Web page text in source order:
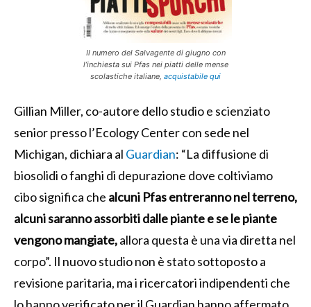
Il numero del Salvagente di giugno con
l’inchiesta sui Pfas nei piatti delle mense
scolastiche italiane, acquistabile qui
Gillian Miller, co-autore dello studio e scienziato
senior presso l’Ecology Center con sede nel
Michigan, dichiara al Guardian: “La diffusione di
biosolidi o fanghi di depurazione dove coltiviamo
cibo significa che alcuni Pfas entreranno nel terreno,
alcuni saranno assorbiti dalle piante e se le piante
vengono mangiate,allora questa è una via diretta nel
corpo”. Il nuovo studio non è stato sottoposto a
revisione paritaria, ma i ricercatori indipendenti che